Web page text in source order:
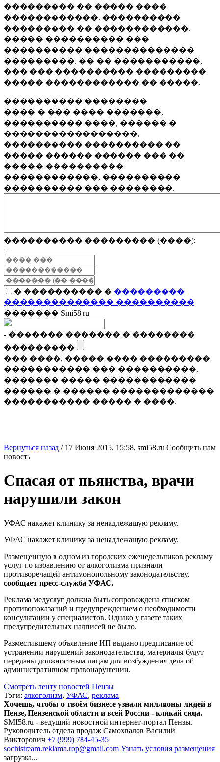
��������� �� ����� ����
������������. ����������
��������� �� ������������.
����� ���������� ���
���������� ��������������
���������. �� �� �����������,
��� ��� ���������� ���������
����� ������������ �� �����.
���������� ��������
���� � ��� ���� �������,
���������� ����, ������ �
�����������������,
���������� ���������� ��
����� ������ ������ ��� ��
����� ����������
������������, ����������
���������� ��� ��������.
���������� ��������� (����):
+
� ���������� � ���������
�������������� ����������
������� Smi58.ru
- ������� ������� � ��������
���������
��� ����, ����� ���� ���������
����������� ��� ����������.
������� ����� ������������
������ � ������ �������������
����������� ����� � ����.
Вернуться назад / 17 Июня 2015, 15:58, smi58.ru Сообщить нам
новость
Спасая от пьянства, врачи
нарушили закон
УФАС накажет клинику за ненадлежащую рекламу.
УФАС накажет клинику за ненадлежащую рекламу.
Размещенную в одном из городских еженедельников рекламу
услуг по избавлению от алкоголизма признали
противоречащей антимонопольному законодательству,
сообщает пресс-служба УФАС.
Реклама медуслуг должна быть сопровождена списком
противопоказаний и предупреждением о необходимости
консультации у специалистов. Однако у газете таких
предупредительных надписей не было.
Разместившему объявление ИП выдано предписание об
устранении нарушений законодательства, материалы будут
переданы должностным лицам для возбуждения дела об
административном правонарушении.
Смотреть ленту новостей Пензы
Тэги: алкоголизм, УФАС, реклама
Хочешь, чтобы о твоём бизнесе узнали миллионы людей в
Пензе, Пензенской области и всей России - кликай сюда.
SMI58.ru - ведущий новостной интернет-портал Пензы.
Руководитель отдела продаж Самохвалов Василий
Викторович +7 (999) 784-45-35
sochistream.reklama.rop@gmail.com Узнать условия размещения
загрузка...